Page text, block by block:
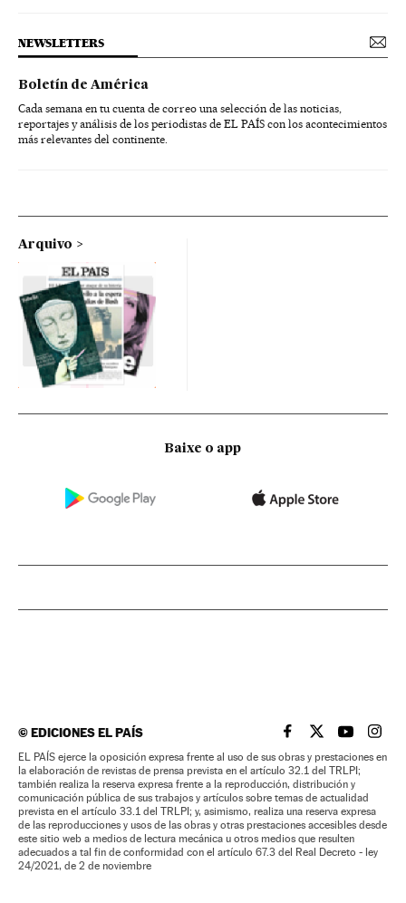
NEWSLETTERS
Boletín de América
Cada semana en tu cuenta de correo una selección de las noticias,
reportajes y análisis de los periodistas de EL PAÍS con los acontecimientos
más relevantes del continente.
Arquivo
Baixe o app
©EDICIONES EL PAÍS EL PAÍS BRASIL EN
EL PAÍSEL PAÍS
EL
EL PAÍS ejerce la oposición expresa frente al uso de sus obras y prestaciones en
la elaboración de revistas de prensa prevista en el artículo 32.1 del TRLPI;
también realiza la reserva expresa frente a la reproducción, distribución y
comunicación pública de sus trabajos y artículos sobre temas de actualidad
prevista en el artículo 33.1 del TRLPI; y, asimismo, realiza una reserva expresa
de las reproducciones y usos de las obras y otras prestaciones accesibles desde
este sitio web a medios de lectura mecánica u otros medios que resulten
adecuados a tal fin de conformidad con el artículo 67.3 del Real Decreto - ley
24/2021, de 2 de noviembre